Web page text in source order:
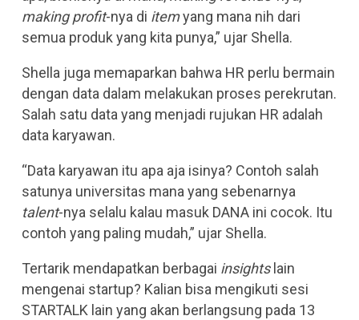
makingprofit-nya di itemyang mana nih dari
semua produk yang kita punya,” ujar Shella.
Shella juga memaparkan bahwa HR perlu bermain
dengan data dalam melakukan proses perekrutan.
Salah satu data yang menjadi rujukan HR adalah
data karyawan.
“Data karyawan itu apa aja isinya? Contoh salah
satunya universitas mana yang sebenarnya
talent-nya selalu kalau masuk DANA ini cocok. Itu
contoh yang paling mudah,” ujar Shella.
Tertarik mendapatkan berbagai insightslain
mengenai startup? Kalian bisa mengikuti sesi
STARTALK lain yang akan berlangsung pada 13